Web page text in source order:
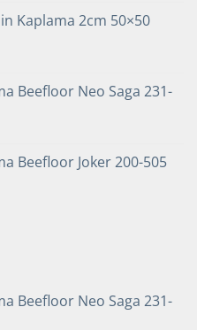
Kaplama 2cm 50×50
Beefloor Neo Saga 231-
Beefloor Joker 200-505
Beefloor Neo Saga 231-